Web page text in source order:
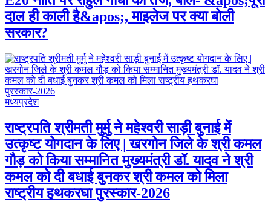
दाल ही काली है&apos;, माइलेज पर क्या बोली
सरकार?
मध्यप्रदेश
राष्ट्रपति श्रीमती मुर्मु ने महेश्वरी साड़ी बुनाई में
उत्कृष्ट योगदान के लिए | खरगोन जिले के श्री कमल
गौड़ को किया सम्मानित मुख्यमंत्री डॉ. यादव ने श्री
कमल को दी बधाई बुनकर श्री कमल को मिला
राष्ट्रीय हथकरघा पुरस्कार-2026